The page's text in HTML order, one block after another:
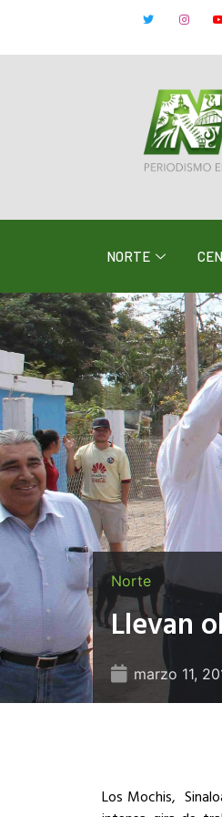
NORTE
Norte
Llevan
marzo 11,
Los Mochis,